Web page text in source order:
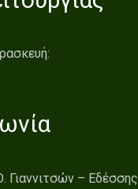
– Εδέσσης